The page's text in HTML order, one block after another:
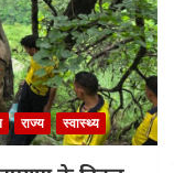
राज्य स्वास्थ्य